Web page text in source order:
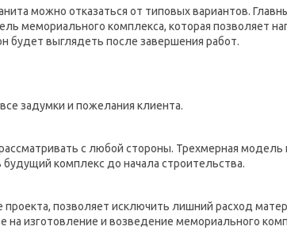
можно отказаться от типовых вариантов.
мемориального комплекса, которая позволяет
будет выглядеть после завершения работ.
задумки и пожелания клиента.
с любой стороны. Трехмерная модель
комплекс до начала строительства.
позволяет исключить лишний расход
на изготовление и возведение мемориального